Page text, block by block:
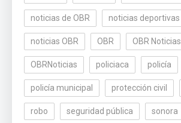
noticias de OBR noticias deportivas
noticias OBR OBR OBR Noticias
OBRNoticias policiaca policía
policía municipal protección civil
robo seguridad pública sonora